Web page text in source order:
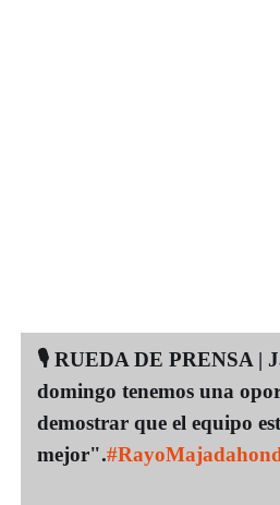
🎙️ RUEDA DE PRENSA |
domingo tenemos una
demostrar que el equipo
mejor".